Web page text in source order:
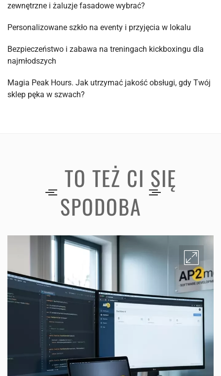
zewnętrzne i żaluzje fasadowe wybrać?
Personalizowane szkło na eventy i przyjęcia w lokalu
Bezpieczeństwo i zabawa na treningach kickboxingu dla
najmłodszych
Magia Peak Hours. Jak utrzymać jakość obsługi, gdy Twój
sklep pęka w szwach?
TO TEŻ CI SIĘ
SPODOBA